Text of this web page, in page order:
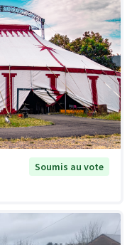
Soumis au vote